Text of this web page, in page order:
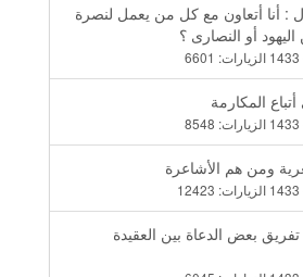
: أنا أتعاون مع كل من يعمل لنصرة
أو النصارى ؟
الزيارات: 6601
المكارمة
الزيارات: 8548
ومن هم الأشاعرة
الزيارات: 12423
بعض الدعاة بين العقيدة